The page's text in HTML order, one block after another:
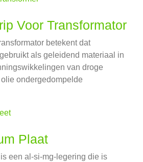
Voor Transformator
betekent dat
als geleidend materiaal in
van droge
ondergedompelde
Plaat
een al-si-mg-legering die is